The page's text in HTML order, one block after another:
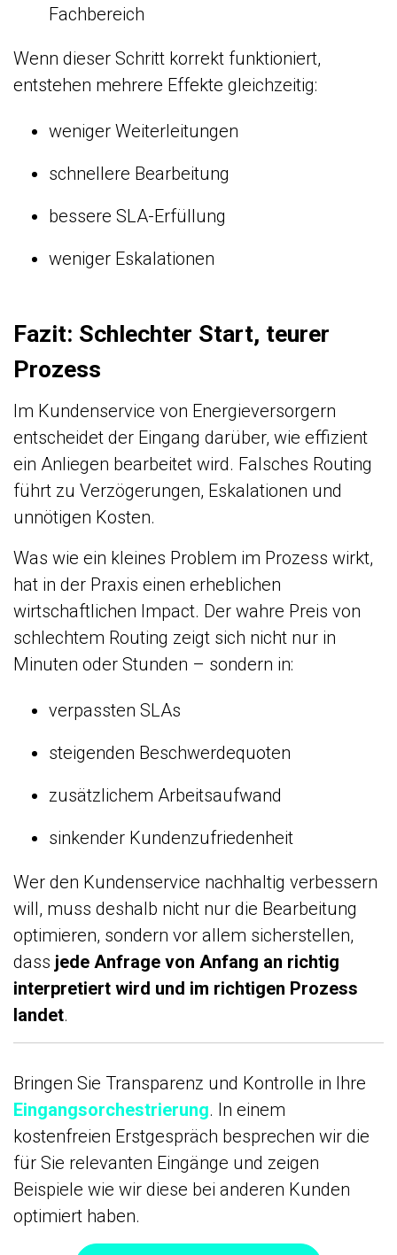
Fachbereich
Wenn dieser Schritt korrekt funktioniert,
entstehen mehrere Effekte gleichzeitig:
weniger Weiterleitungen
schnellere Bearbeitung
bessere SLA-Erfüllung
weniger Eskalationen
Fazit: Schlechter Start, teurer
Prozess
Im Kundenservice von Energieversorgern
entscheidet der Eingang darüber, wie effizient
ein Anliegen bearbeitet wird. Falsches Routing
führt zu Verzögerungen, Eskalationen und
unnötigen Kosten.
Was wie ein kleines Problem im Prozess wirkt,
hat in der Praxis einen erheblichen
wirtschaftlichen Impact. Der wahre Preis von
schlechtem Routing zeigt sich nicht nur in
Minuten oder Stunden – sondern in:
verpassten SLAs
steigenden Beschwerdequoten
zusätzlichem Arbeitsaufwand
sinkender Kundenzufriedenheit
Wer den Kundenservice nachhaltig verbessern
will, muss deshalb nicht nur die Bearbeitung
optimieren, sondern vor allem sicherstellen,
dass jede Anfrage von Anfang an richtig
interpretiert wird und im richtigen Prozess
landet.
Bringen Sie Transparenz und Kontrolle in Ihre
Eingangsorchestrierung. In einem
kostenfreien Erstgespräch besprechen wir die
für Sie relevanten Eingänge und zeigen
Beispiele wie wir diese bei anderen Kunden
optimiert haben.